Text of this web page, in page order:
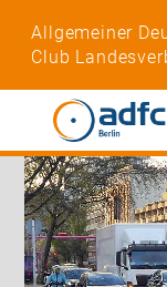
Allgemeiner
Club